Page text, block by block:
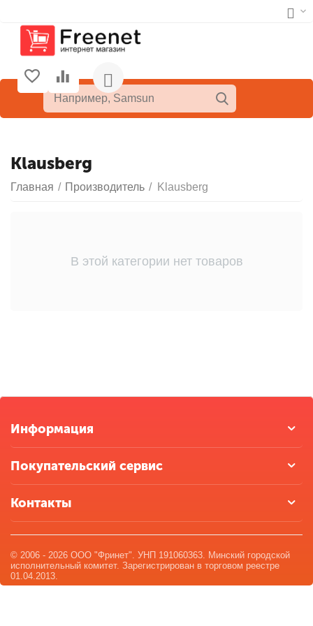
Klausberg
Главная / Производитель / Klausberg
В этой категории нет товаров
Информация
Покупательский сервис
Контакты
© 2006 - 2026 ООО "Фринет". УНП 191060363. Минский городской
исполнительный комитет. Зарегистрирован в торговом реестре
01.04.2013.